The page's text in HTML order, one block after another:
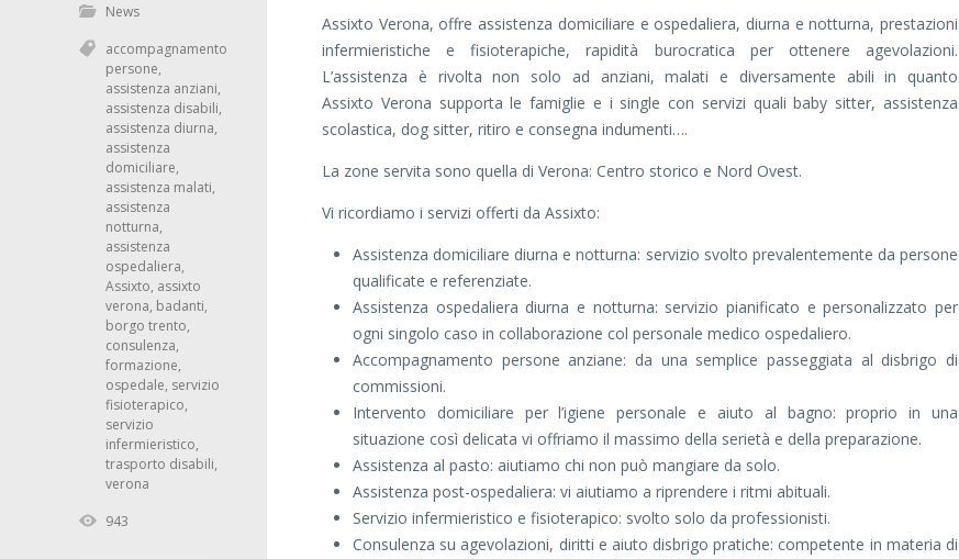
Assixto Verona, offre assistenza domiciliare e ospedaliera, diurna e notturna, prestazioni
infermieristiche e fisioterapiche, rapidità burocratica per ottenere agevolazioni.
L’assistenza è rivolta non solo ad anziani, malati e diversamente abili in quanto
Assixto Verona supporta le famiglie e i single con servizi quali baby sitter, assistenza
scolastica, dog sitter, ritiro e consegna indumenti….
La zone servita sono quella di Verona: Centro storico e Nord Ovest.
Vi ricordiamo i servizi offerti da Assixto:
Assistenza domiciliare diurna e notturna: servizio svolto prevalentemente da persone
qualificate e referenziate.
Assistenza ospedaliera diurna e notturna: servizio pianificato e personalizzato per
ogni singolo caso in collaborazione col personale medico ospedaliero.
Accompagnamento persone anziane: da una semplice passeggiata al disbrigo di
commissioni.
Intervento domiciliare per l’igiene personale e aiuto al bagno: proprio in una
situazione così delicata vi offriamo il massimo della serietà e della preparazione.
Assistenza al pasto: aiutiamo chi non può mangiare da solo.
Assistenza post-ospedaliera: vi aiutiamo a riprendere i ritmi abituali.
Servizio infermieristico e fisioterapico: svolto solo da professionisti.
Consulenza su agevolazioni, diritti e aiuto disbrigo pratiche: competente in materia di
News
accompagnamento
persone,
assistenza anziani,
assistenza disabili,
assistenza diurna,
assistenza
domiciliare,
assistenza malati,
assistenza
notturna,
assistenza
ospedaliera,
Assixto, assixto
verona, badanti,
borgo trento,
consulenza,
formazione,
ospedale, servizio
fisioterapico,
servizio
infermieristico,
trasporto disabili,
verona
943